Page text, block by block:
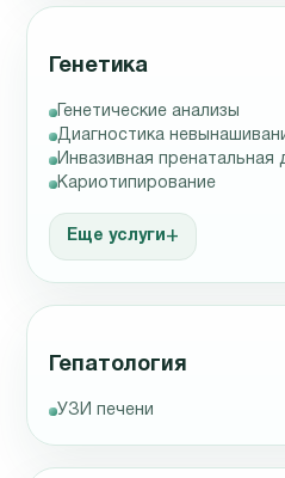
Генетика
Генетические анализы
Диагностика
Инвазивная пренатальная
Кариотипирование
Еще услуги
Гепатология
УЗИ печени